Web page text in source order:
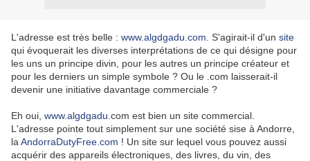
L'adresse est très belle : www.algdgadu.com . S'agirait-il d'un site
qui évoquerait les diverses interprétations de ce qui désigne pour
les uns un principe divin, pour les autres un principe créateur et
pour les derniers un simple symbole ? Ou le .com laisserait-il
devenir une initiative davantage commerciale ?
Eh oui, www.algdgadu .com est bien un site commercial.
L'adresse pointe tout simplement sur une société sise à Andorre,
la AndorraDutyFree.com ! Un site sur lequel vous pouvez aussi
acquérir des appareils électroniques, des livres, du vin, des